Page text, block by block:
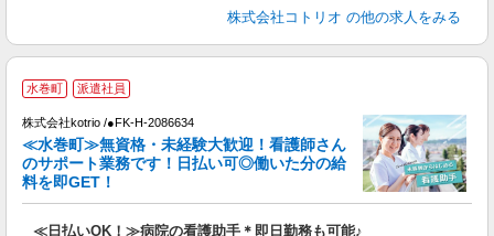
株式会社コトリオ の他の求人をみる
水巻町 派遣社員
株式会社kotrio /●FK-H-2086634
≪水巻町≫無資格・未経験大歓迎！看護師さん
のサポート業務です！日払い可◎働いた分の給
料を即GET！
≪日払いOK！≫病院の看護助手＊即日勤務も可能♪